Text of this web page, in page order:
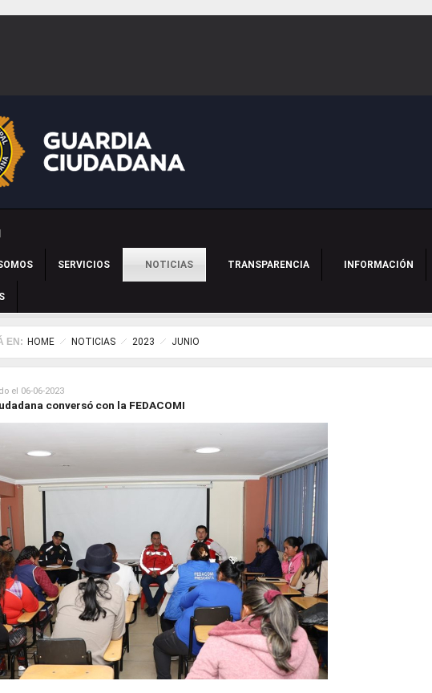
SERVICIOS NOTICIAS TRANSPARENCIA INFORMACIÓN
EN: HOME NOTICIAS 2023 JUNIO
el 06-06-2023
conversó con la FEDACOMI